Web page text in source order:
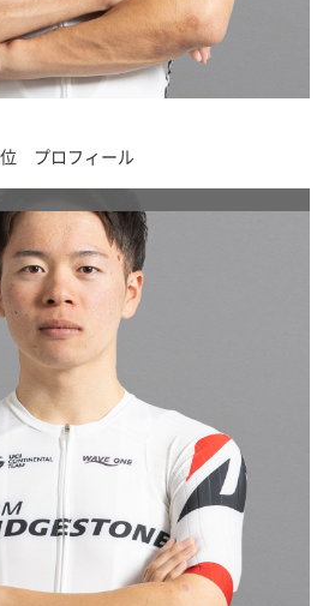
位 プロフィール